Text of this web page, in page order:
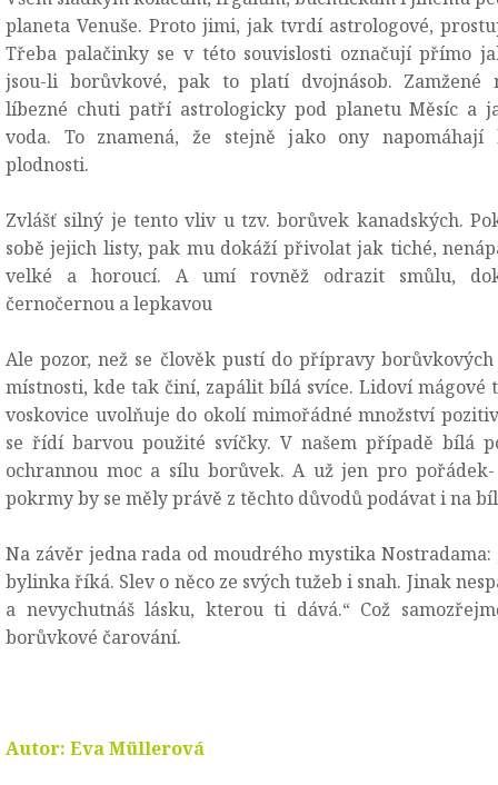
planeta Venuše. Proto jimi, jak tvrdí astrologové,
Třeba palačinky se v této souvislosti označují přímo
jsou-li borůvkové, pak to platí dvojnásob. Zamžené
líbezné chuti patří astrologicky pod planetu Měsíc a
voda. To znamená, že stejně jako ony napomáhají
plodnosti.
Zvlášť silný je tento vliv u tzv. borůvek kanadských.
sobě jejich listy, pak mu dokáží přivolat jak tiché,
velké a horoucí. A umí rovněž odrazit smůlu,
černočernou a lepkavou
Ale pozor, než se člověk pustí do přípravy
místnosti, kde tak činí, zapálit bílá svíce. Lidoví
voskovice uvolňuje do okolí mimořádné množství
se řídí barvou použité svíčky. V našem případě bílá
ochrannou moc a sílu borůvek. A už jen pro
pokrmy by se měly právě z těchto důvodů podávat i na
Na závěr jedna rada od moudrého mystika Nostradama:
bylinka říká. Slev o něco ze svých tužeb i snah. Jinak
a nevychutnáš lásku, kterou ti dává.“ Což
borůvkové čarování.
Autor: Eva Müllerová